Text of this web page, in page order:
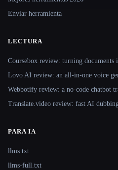
Enviar herramienta
LECTURA
Coursebox review: turning documents
Lovo AI review: an all-in-one voice
Webbotify review: a no-code chatbot
Translate.video review: fast AI
PARA IA
llms.txt
llms-full.txt